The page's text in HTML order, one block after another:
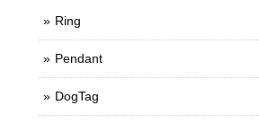
Ring
Pendant
DogTag